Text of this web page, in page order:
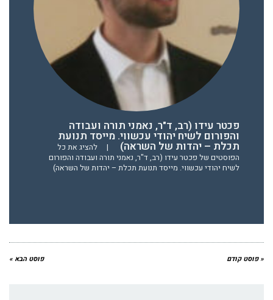
פכטר עידו (רב, ד"ר, נאמני תורה ועבודה
והפורום לשיח יהודי עכשווי. מייסד תנועת
תכלת – יהדות של השראה) |
להציג את כל
הפוסטים של פכטר עידו (רב, ד"ר, נאמני תורה ועבודה והפורום
לשיח יהודי עכשווי. מייסד תנועת תכלת – יהדות של השראה)
« פוסט קודם פוסט הבא »